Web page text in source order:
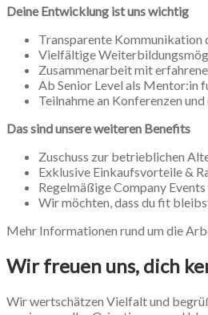
Deine Entwicklung ist uns wichtig
Transparente Kommunikation
Vielfältige
Zusammenarbeit mit
Ab Senior Level als Mentor:in
Teilnahme an Konferenzen
Das sind unsere weiteren Benefits
Zuschuss zur betrieblichen
Exklusive Einkaufsvorteile &
Regelmäßige Company
Wir möchten, dass du fit
Mehr Informationen rund um die
Wir freuen uns, dich
Wir wertschätzen Vielfalt und